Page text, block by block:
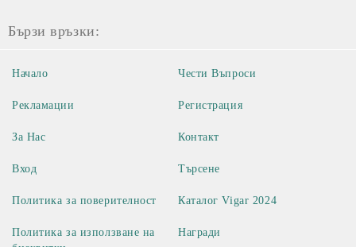
Бързи връзки:
Начало
Рекламации
За Нас
Вход
Чести Въпроси
Регистрация
Контакт
Търсене
Политика за поверителност
Политика за използване на
Каталог Vigar 2024
Награди